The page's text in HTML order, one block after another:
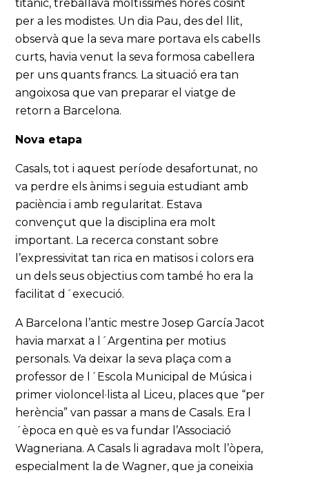
titànic, treballava moltíssimes hores cosint
per a les modistes. Un dia Pau, des del llit,
observà que la seva mare portava els cabells
curts, havia venut la seva formosa cabellera
per uns quants francs. La situació era tan
angoixosa que van preparar el viatge de
retorn a Barcelona.
Nova etapa
Casals, tot i aquest període desafortunat, no
va perdre els ànims i seguia estudiant amb
paciència i amb regularitat. Estava
convençut que la disciplina era molt
important. La recerca constant sobre
l’expressivitat tan rica en matisos i colors era
un dels seus objectius com també ho era la
facilitat d´execució.
A Barcelona l’antic mestre Josep García Jacot
havia marxat a l´Argentina per motius
personals. Va deixar la seva plaça com a
professor de l´Escola Municipal de Música i
primer violoncel·lista al Liceu, places que “per
herència” van passar a mans de Casals. Era l
´època en què es va fundar l’Associació
Wagneriana. A Casals li agradava molt l’òpera,
especialment la de Wagner, que ja coneixia